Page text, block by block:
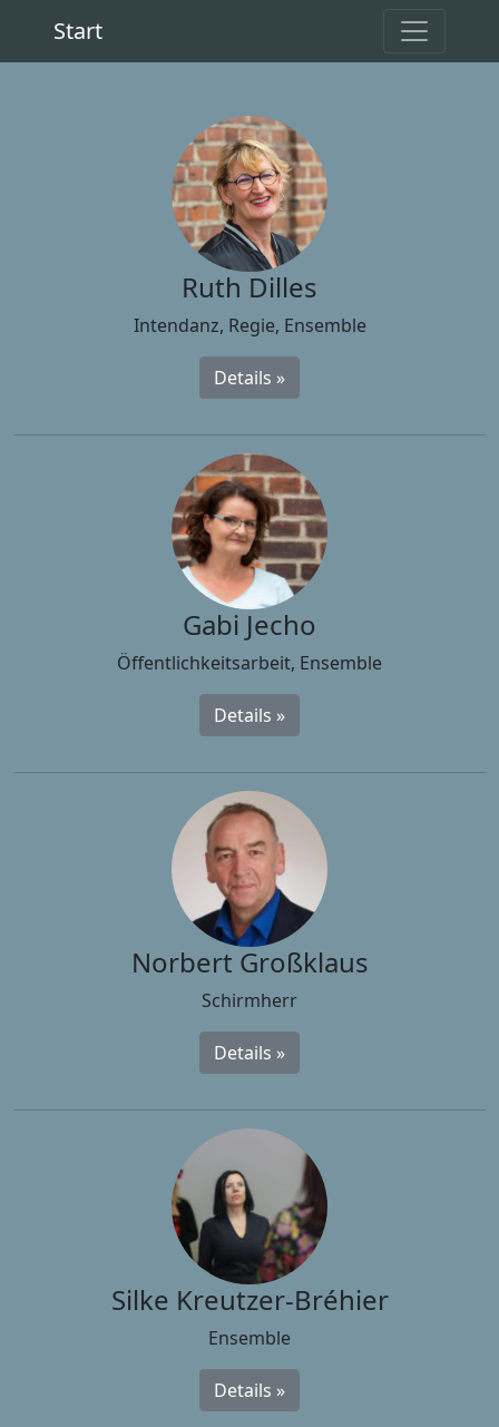
Start
Ruth Dilles
Intendanz, Regie, Ensemble
Details »
Gabi Jecho
Öffentlichkeitsarbeit, Ensemble
Details »
Norbert Großklaus
Schirmherr
Details »
Silke Kreutzer-Bréhier
Ensemble
Details »